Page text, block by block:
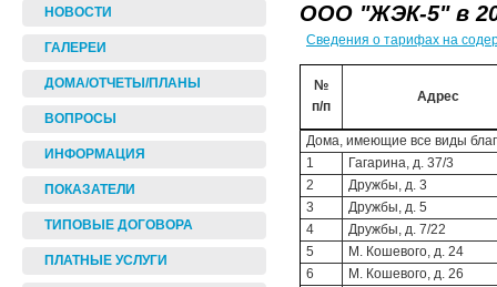
НОВОСТИ
ГАЛЕРЕИ
ДОМА/ОТЧЕТЫ/ПЛАНЫ
ВОПРОСЫ
ИНФОРМАЦИЯ
ПОКАЗАТЕЛИ
ТИПОВЫЕ ДОГОВОРА
ПЛАТНЫЕ УСЛУГИ
ООО "ЖЭК-5" в
Сведения о тарифах на
№
п/п
Адрес
Дома, имеющие все виды
1
Гагарина, д. 37/3
2
Дружбы, д. 3
3
Дружбы, д. 5
4
Дружбы, д. 7/22
5
М. Кошевого, д. 24
6
М. Кошевого, д. 26